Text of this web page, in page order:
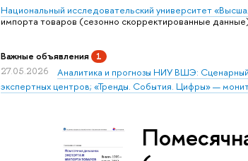
Национальный исследовательский университет
импорта товаров (сезонно скорректированные
Важные объявления 1
27.05.2026
Аналитика и прогнозы НИУ ВШЭ:
экспертных центров; «Тренды. События. Цифры» —